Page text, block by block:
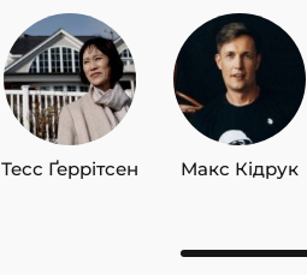
Тесс Ґеррітсен Макс Кідрук